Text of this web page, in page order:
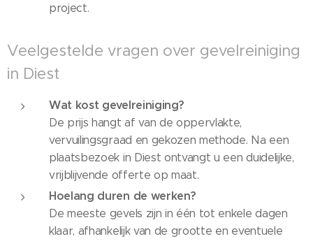
project.
Veelgestelde vragen over gevelreiniging
in Diest
Wat kost gevelreiniging?
De prijs hangt af van de oppervlakte,
vervuilingsgraad en gekozen methode. Na een
plaatsbezoek in Diest ontvangt u een duidelijke,
vrijblijvende offerte op maat.
Hoelang duren de werken?
De meeste gevels zijn in één tot enkele dagen
klaar, afhankelijk van de grootte en eventuele